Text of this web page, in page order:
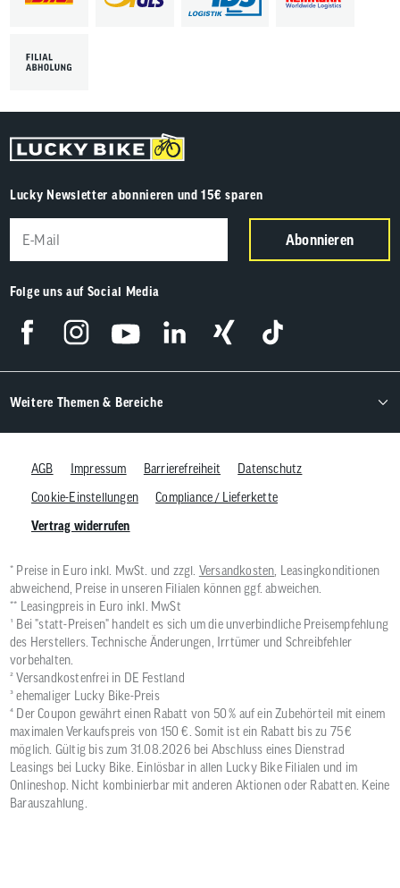
Lucky Newsletter abonnieren und 15€ sparen
Abonnieren
Folge uns auf Social Media
Weitere Themen & Bereiche
AGB Impressum Barrierefreiheit
Datenschutz
Cookie-Einstellungen
Compliance / Lieferkette
Vertrag widerrufen
* Preise in Euro inkl. MwSt. und zzgl. Versandkosten , Leasingkonditionen
abweichend, Preise in unseren Filialen können ggf. abweichen.
** Leasingpreis in Euro inkl. MwSt
¹ Bei "statt-Preisen" handelt es sich um die unverbindliche Preisempfehlung
des Herstellers. Technische Änderungen, Irrtümer und Schreibfehler
vorbehalten.
² Versandkostenfrei in DE Festland
³ ehemaliger Lucky Bike-Preis
⁴ Der Coupon gewährt einen Rabatt von 50 % auf ein Zubehörteil mit einem
maximalen Verkaufspreis von 150 €. Somit ist ein Rabatt bis zu 75 €
möglich. Gültig bis zum 31.08.2026 bei Abschluss eines Dienstrad
Leasings bei Lucky Bike. Einlösbar in allen Lucky Bike Filialen und im
Onlineshop. Nicht kombinierbar mit anderen Aktionen oder Rabatten. Keine
Barauszahlung.